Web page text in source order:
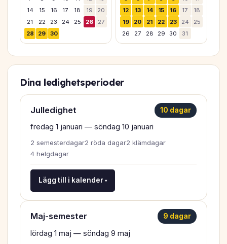
14
15 16 17 18 19
20
21
22 23 24 25 26
27
28
29 30
12
13 14 15 16 17
18
19
20 21 22 23 24
25
26
27 28 29 30 31
Dina ledighetsperioder
Julledighet 10 dagar
fredag 1 januari — söndag 10 januari
2 semesterdagar2 röda dagar2 klämdagar
4 helgdagar
Lägg till i kalender ▾
Maj-semester 9 dagar
lördag 1 maj — söndag 9 maj